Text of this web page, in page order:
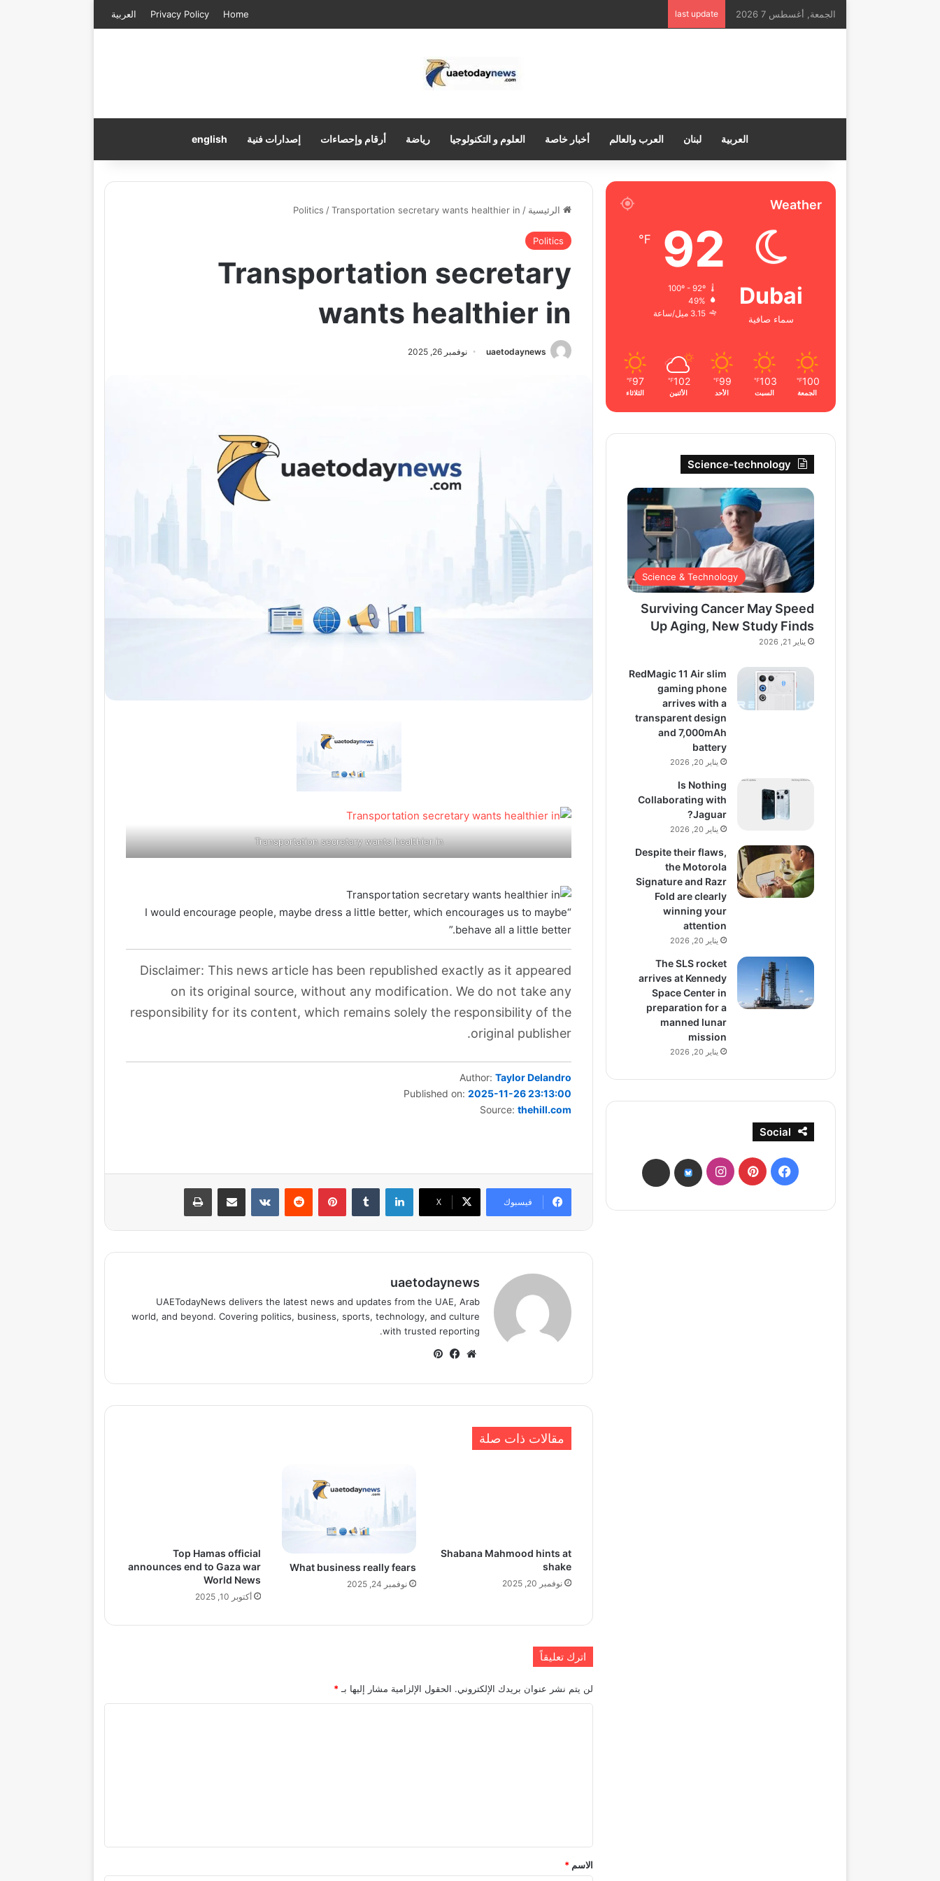
الجمعة, أغسطس 7 2026 last update
Home
Privacy Policy العربية
العربية لبنان العرب والعالم أخبار خاصة العلوم و التكنولوجيا رياضة أرقام وإحصاءات إصدارات فنية english
الرئيسية /
Politics /Transportation secretary wants healthier in
Politics
Transportation secretary
wants healthier in
uaetodaynews نوفمبر 26, 2025
Transportation secretary wants healthier in
“I would encourage people, maybe dress a little better, which encourages us to maybe
behave all a little better.”
Disclaimer: This news article has been republished exactly as it appeared
on its original source, without any modification. We do not take any
responsibility for its content, which remains solely the responsibility of the
original publisher.
Author:Taylor Delandro
Published on:2025-11-26 23:13:00
Source:thehill.com
فيسبوك ‫X
لينكدإن ‏Tumblr بينتيريست
‏Reddit
‏VKontakte مشاركة عبر البريد طباعة
uaetodaynews
UAETodayNews delivers the latest news and updates from the UAE, Arab
world, and beyond. Covering politics, business, sports, technology, and culture
with trusted reporting.
موقعفيسبوك
مقالات ذات صلة
Shabana Mahmood hints at
shake
نوفمبر 20, 2025
What business really fears
نوفمبر 24, 2025
Top Hamas official
announces end to Gaza war
World News
أكتوبر 10, 2025
اترك تعليقاً
لن يتم نشر عنوان بريدك الإلكتروني. الحقول الإلزامية مشار إليها بـ*
*
الاسم *
Weather
Dubai
سماء صافية
92
℉
100º - 92º
49%
3.15 ميل/ساعة
100
℉
الجمعة
103
℉
السبت
99
℉
الأحد
102
℉
الأثنين
97
℉
الثلاثاء
Science-technology
Science & Technology
Surviving Cancer May Speed
Up Aging, New Study Finds
يناير 21, 2026
RedMagic 11 Air slim
gaming phone
arrives with a
transparent design
and 7,000mAh
battery
يناير 20, 2026
Is Nothing
Collaborating with
Jaguar?
يناير 20, 2026
Despite their flaws,
the Motorola
Signature and Razr
Fold are clearly
winning your
attention
يناير 20, 2026
The SLS rocket
arrives at Kennedy
Space Center in
preparation for a
manned lunar
mission
يناير 20, 2026
Social
فيسبوكبينتيريستانستقرامbsky
threads